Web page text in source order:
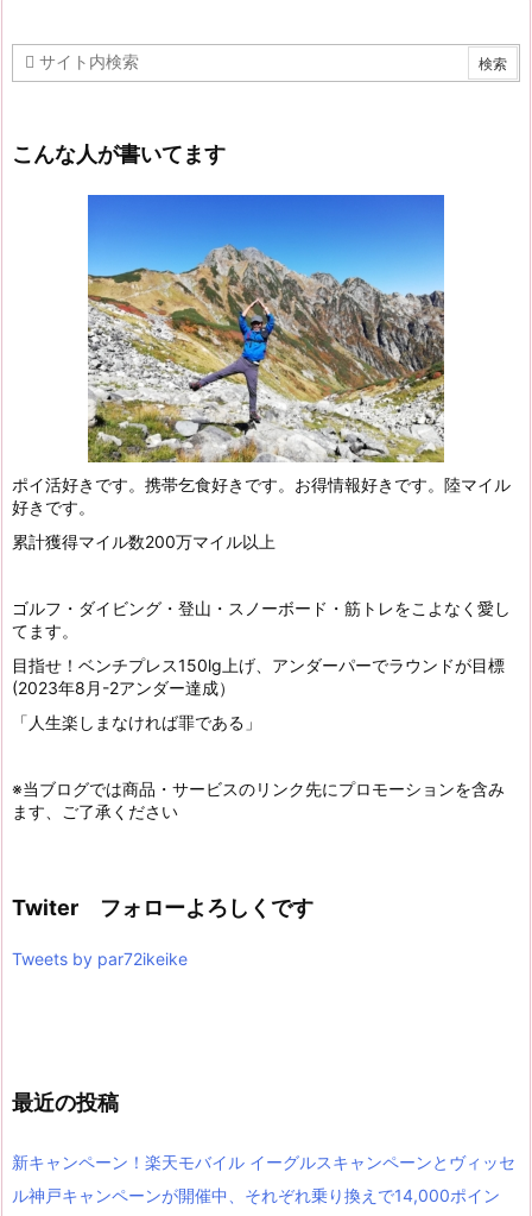
こんな人が書いてます
ポイ活好きです。携帯乞食好きです。お得情報好きです。陸マイル
好きです。
累計獲得マイル数200万マイル以上
ゴルフ・ダイビング・登山・スノーボード・筋トレをこよなく愛し
てます。
目指せ！ベンチプレス150lg上げ、アンダーパーでラウンドが目標
(2023年8月-2アンダー達成）
「人生楽しまなければ罪である」
※当ブログでは商品・サービスのリンク先にプロモーションを含み
ます、ご了承ください
Twiter フォローよろしくです
Tweets by par72ikeike
最近の投稿
新キャンペーン！楽天モバイル イーグルスキャンペーンとヴィッセ
ル神戸キャンペーンが開催中、それぞれ乗り換えで14,000ポイン